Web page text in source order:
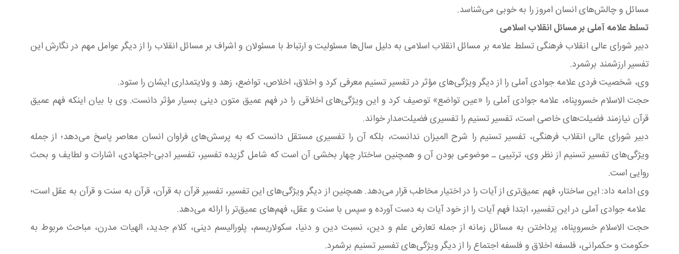
مسائل و چالش‌های انسان امروز را به خوبی می‌شناسد.
تسلط علامه آملی بر مسائل انقلاب اسلامی
دبیر شورای عالی انقلاب فرهنگی تسلط علامه بر مسائل انقلاب اسلامی به دلیل سال‌ها مسئولیت و ارتباط با مسئولان و اشراف بر مسائل انقلاب را از دیگر عوامل مهم در نگارش این
تفسیر ارزشمند برشمرد.
وی، شخصیت فردی علامه جوادی آملی را از دیگر ویژگی‌های مؤثر در تفسیر تسنیم معرفی کرد و اخلاق، اخلاص، تواضع، زهد و ولایتمداری ایشان را ستود.
حجت الاسلام خسروپناه، علامه جوادی آملی را «عین تواضع» توصیف کرد و این ویژگی‌های اخلاقی را در فهم عمیق متون دینی بسیار مؤثر دانست. وی با بیان اینکه فهم عمیق
قرآن نیازمند فضیلت‌های خاصی است، تفسیر تسنیم را تفسیری فضیلت‌مدار خواند.
دبیر شورای عالی انقلاب فرهنگی، تفسیر تسنیم را شرح المیزان ندانست، بلکه آن را تفسیری مستقل دانست که به پرسش‌های فراوان انسان معاصر پاسخ می‌دهد؛ از جمله
ویژگی‌های تفسیر تسنیم از نظر وی، ترتیبی ـ موضوعی بودن آن و همچنین ساختار چهار بخشی آن است که شامل گزیده تفسیر، تفسیر ادبی-اجتهادی، اشارات و لطایف و بحث
روایی است.
وی ادامه داد: این ساختار، فهم عمیق‌تری از آیات را در اختیار مخاطب قرار می‌دهد. همچنین از دیگر ویژگی‌های این تفسیر، تفسیر قرآن به قرآن، قرآن به سنت و قرآن به عقل است؛
علامه جوادی آملی در این تفسیر، ابتدا فهم آیات را از خود آیات به دست آورده و سپس با سنت و عقل، فهم‌های عمیق‌تر را ارائه می‌دهد.
حجت الاسلام خسروپناه، پرداختن به مسائل زمانه از جمله تعارض علم و دین، نسبت دین و دنیا، سکولاریسم، پلورالیسم دینی، کلام جدید، الهیات مدرن، مباحث مربوط به
حکومت و حکمرانی، فلسفه اخلاق و فلسفه اجتماع را از دیگر ویژگی‌های تفسیر تسنیم برشمرد.